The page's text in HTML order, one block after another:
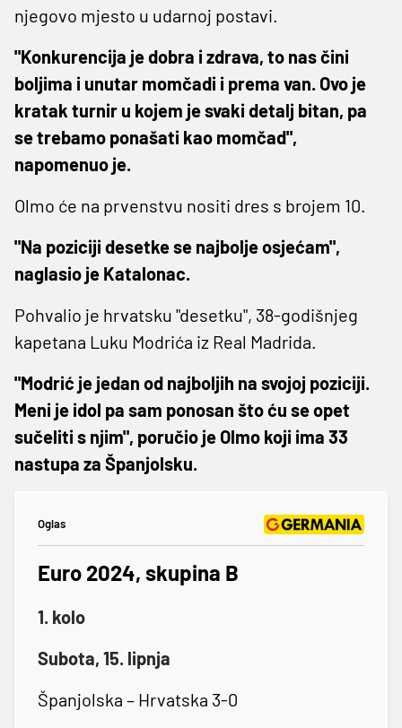
njegovo mjesto u udarnoj postavi.
"Konkurencija je dobra i zdrava, to nas čini
boljima i unutar momčadi i prema van. Ovo je
kratak turnir u kojem je svaki detalj bitan, pa
se trebamo ponašati kao momčad",
napomenuo je.
Olmo će na prvenstvu nositi dres s brojem 10.
"Na poziciji desetke se najbolje osjećam",
naglasio je Katalonac.
Pohvalio je hrvatsku "desetku", 38-godišnjeg
kapetana Luku Modrića iz Real Madrida.
"Modrić je jedan od najboljih na svojoj poziciji.
Meni je idol pa sam ponosan što ću se opet
sučeliti s njim", poručio je Olmo koji ima 33
nastupa za Španjolsku.
Oglas
Euro 2024, skupina B
1. kolo
Subota, 15. lipnja
Španjolska – Hrvatska 3-0